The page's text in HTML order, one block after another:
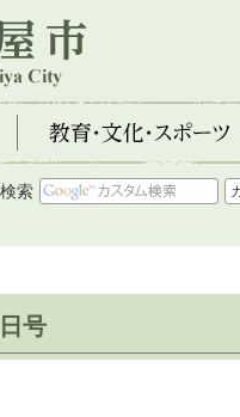
教育・文化・スポーツ
索
号